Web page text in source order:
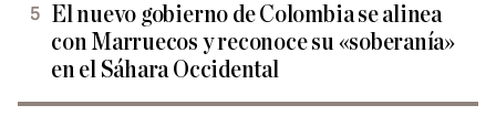
El nuevo gobierno de Colombia se alinea
con Marruecos y reconoce su «soberanía»
en el Sáhara Occidental